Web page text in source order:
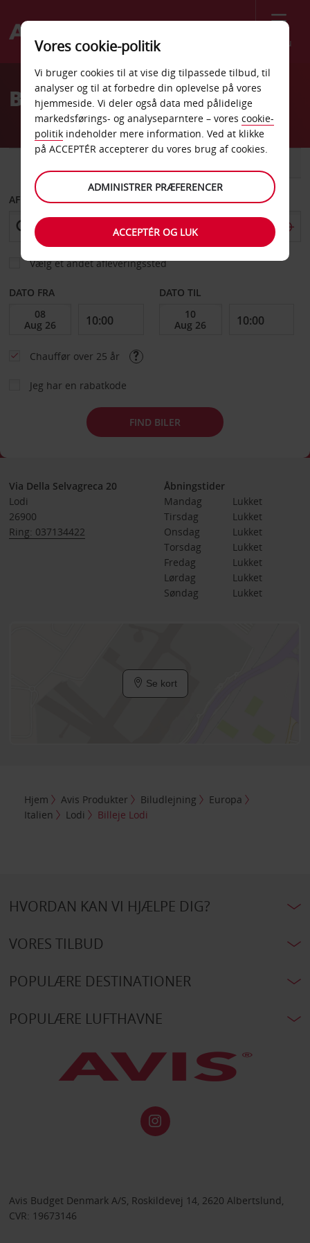
Menu
Welcome
AvisBilleje Lodi
AFHENT FRA
Vælg et andet afleveringssted
DATO FRA DATO TIL
Chauffør over 25 år
Jeg har en rabatkode
FIND BILER
Via Della Selvagreca 20
Lodi
26900
Ring: 037134422
Åbningstider
Mandag
Lukket
Tirsdag
Lukket
Onsdag
Lukket
Torsdag
Lukket
Fredag
Lukket
Lørdag
Lukket
Søndag
Lukket
Se kort
Hjem Avis Produkter Biludlejning
Europa
Italien
Lodi Billeje Lodi
HVORDAN KAN VI HJÆLPE DIG?
VORES TILBUD
POPULÆRE DESTINATIONER
POPULÆRE LUFTHAVNE
Avis Budget Denmark A/S, Roskildevej 14, 2620 Albertslund,
CVR: 19673146
Vores cookie-politik
Vi bruger cookies til at vise dig tilpassede tilbud, til
analyser og til at forbedre din oplevelse på vores
hjemmeside. Vi deler også data med pålidelige
markedsførings- og analyseparntere – vores cookie-
politik indeholder mere information. Ved at klikke
på ACCEPTÉR accepterer du vores brug af cookies.
ADMINISTRER PRÆFERENCER
ACCEPTÉR OG LUK